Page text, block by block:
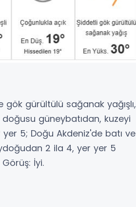
gök gürültülü sağanak yağışlı,
doğusu güneybatıdan, kuzeyi
5; Doğu Akdeniz'de batı ve
2 ila 4, yer yer 5
İyi.